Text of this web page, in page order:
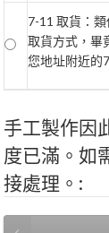
7-11 取貨：
取貨方式，畢
您地址附近的
手工製作因
度已滿。如
接處理。: